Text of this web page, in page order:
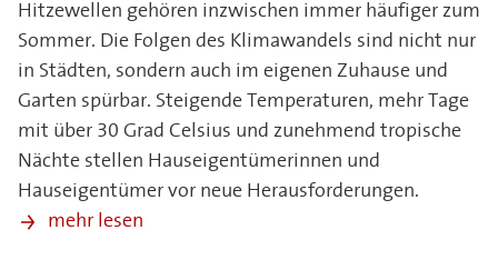
Hitzewellen gehören inzwischen immer häufiger zum
Sommer. Die Folgen des Klimawandels sind nicht nur
in Städten, sondern auch im eigenen Zuhause und
Garten spürbar. Steigende Temperaturen, mehr Tage
mit über 30 Grad Celsius und zunehmend tropische
Nächte stellen Hauseigentümerinnen und
Hauseigentümer vor neue Herausforderungen.
mehr lesen